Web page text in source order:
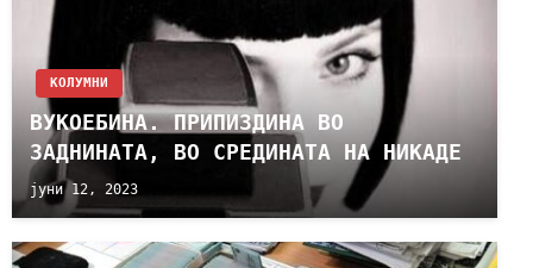
KОЛУМНИ
ВУКОЕБИНА. ПРИПИЗДИНА ВО
ЗАДНИНАТА, ВО СРЕДИНАТА НА НИКАДЕ
јуни 12, 2023